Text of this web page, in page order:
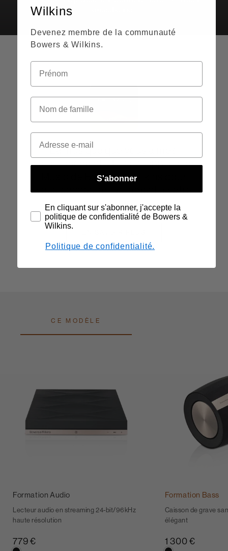
La musique que vous aimez,
instantanément. Utilisez l’application
Music de Bowers & Wilkins pour
vous connecter facilement à votre
musique.
CE MODÈLE
Formation Audio
Lecteur audio en streaming 24-bit/96kHz
haute résolution
779 €
Formation Bass
Caisson de grave
élégant
1 300 €
Wilkins
Devenez membre de la communauté
Bowers & Wilkins.
S'abonner
En cliquant sur s'abonner, j'accepte la
politique de confidentialité de Bowers &
Wilkins.
Politique de confidentialité.